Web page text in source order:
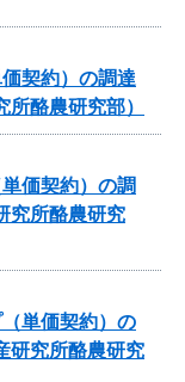
契約）の調達
酪農研究部）
価契約）の調
究所酪農研究
単価契約）の
研究所酪農研究